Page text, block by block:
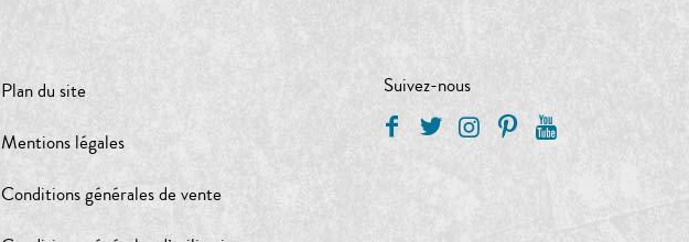
Plan du site
Mentions légales
Conditions générales de vente
Suivez-nous